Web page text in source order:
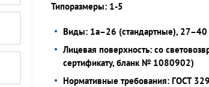
Типоразмеры: 1-5
Виды: 1а–26 (стандартные), 27–40
Лицевая поверхность: со
сертификату, бланк № 1080902)
Нормативные требования: ГОСТ